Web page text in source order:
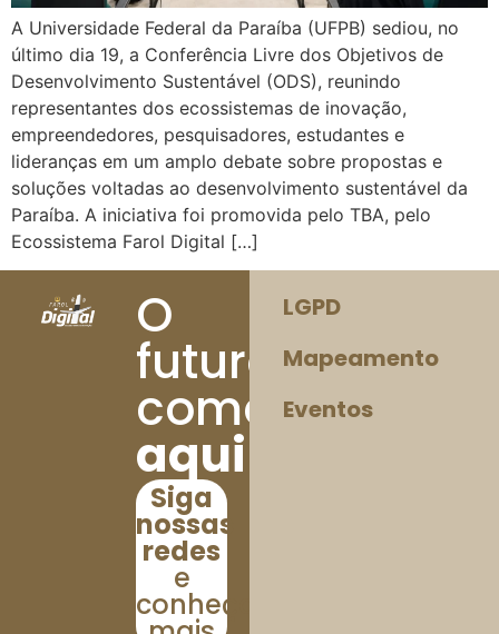
A Universidade Federal da Paraíba (UFPB) sediou, no
último dia 19, a Conferência Livre dos Objetivos de
Desenvolvimento Sustentável (ODS), reunindo
representantes dos ecossistemas de inovação,
empreendedores, pesquisadores, estudantes e
lideranças em um amplo debate sobre propostas e
soluções voltadas ao desenvolvimento sustentável da
Paraíba. A iniciativa foi promovida pelo TBA, pelo
Ecossistema Farol Digital […]
O
futuro
começa
aqui!
Siga
nossas
redes
e
conheça
LGPD
Mapeamento
Eventos